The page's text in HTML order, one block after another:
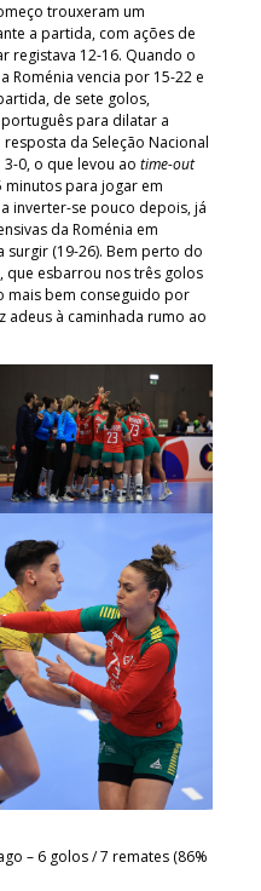
trouxeram um
a partida, com ações de
registava 12-16. Quando o
Roménia vencia por 15-22 e
de sete golos,
para dilatar a
da Seleção Nacional
0, o que levou ao time-out
para jogar em
inverter-se pouco depois, já
da Roménia em
surgir (19-26). Bem perto do
que esbarrou nos três golos
mais bem conseguido por
adeus à caminhada rumo ao
– 6 golos / 7 remates (86%